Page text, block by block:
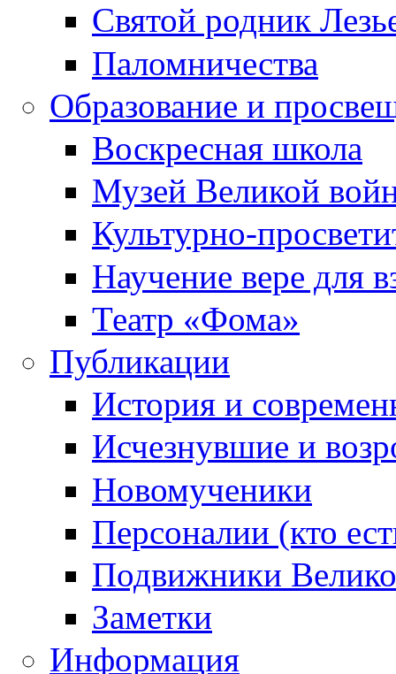
Святой родник
Паломничества
Образование и
Воскресная школа
Музей Великой
Культурно-
Научение вере для
Театр «Фома»
Публикации
История и
Исчезнувшие и
Новомученики
Персоналии (кто
Подвижники
Заметки
Информация